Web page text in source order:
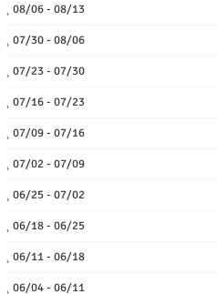
08/06 - 08/13
07/30 - 08/06
07/23 - 07/30
07/16 - 07/23
07/09 - 07/16
07/02 - 07/09
06/25 - 07/02
06/18 - 06/25
06/11 - 06/18
06/04 - 06/11